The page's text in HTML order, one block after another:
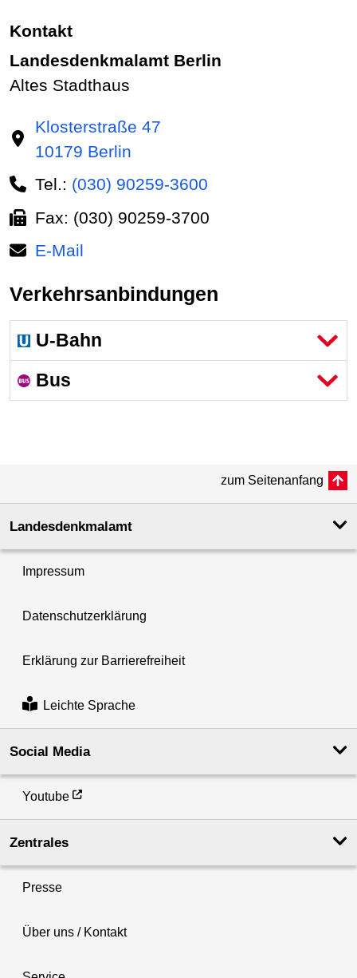
Kontakt
Landesdenkmalamt Berlin
Altes Stadthaus
Klosterstraße 47
10179 Berlin
Tel.: (030) 90259-3600
Fax: (030) 90259-3700
E-Mail
Verkehrsanbindungen
U-Bahn
Bus
zum Seitenanfang
Landesdenkmal­amt
Impressum
Datenschutzerklärung
Erklärung zur Barrierefreiheit
Leichte Sprache
Social Media
Youtube
Zentrales
Presse
Über uns / Kontakt